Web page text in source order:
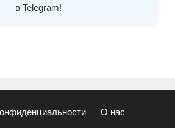
в Telegram!
О нас